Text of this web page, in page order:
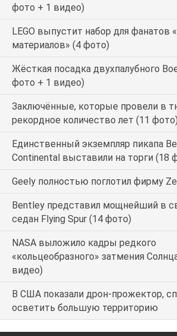
фото + 1 видео)
LEGO выпустит набор для фанатов
материалов» (4 фото)
Жёсткая посадка двухпалубного
фото + 1 видео)
Заключённые, которые провели в
рекордное количество лет (11 фото)
Единственный экземпляр пикапа
Continental выставили на торги (18
Geely полностью поглотил фирму
Bentley представил мощнейший в
седан Flying Spur (14 фото)
NASA выложило кадры редкого
«кольцеобразного» затмения
видео)
В США показали дрон-прожектор,
осветить большую территорию